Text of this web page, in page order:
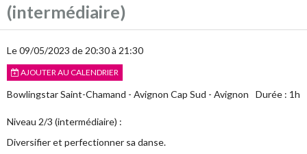
Les cours
Infos pratiques
Album photos
(intermédiaire)
Le 09/05/2023 de 20:30à 21:30
AJOUTER AU CALENDRIER
Bowlingstar Saint-Chamand - Avignon Cap Sud - Avignon Durée : 1h
Niveau 2/3 (intermédiaire) :
Diversifier et perfectionner sa danse.